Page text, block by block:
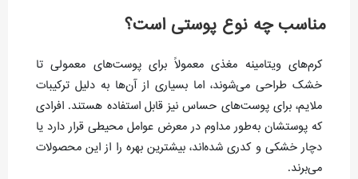
مناسب چه نوع پوستی است؟
کرم‌های ویتامینه مغذی معمولاً برای پوست‌های معمولی تا
خشک طراحی می‌شوند، اما بسیاری از آن‌ها به دلیل ترکیبات
ملایم، برای پوست‌های حساس نیز قابل استفاده هستند. افرادی
که پوستشان به‌طور مداوم در معرض عوامل محیطی قرار دارد یا
دچار خشکی و کدری شده‌اند، بیشترین بهره را از این محصولات
می‌برند.